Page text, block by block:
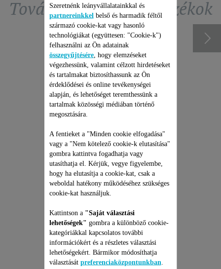
További ajánlott tartozékok
VÍZTARTÁLYA SS-
1810002505
Helyreállító gőzt sugároz a
hajba
Raktáron van.
Kosárba
Szeretnénk leányvállalatainkkal és
partnereinkkel belső és harmadik féltől
származó cookie-kat vagy hasonló
technológiákat (együttesen: "Cookie-k")
felhasználni az Ön adatainak
összegyűjtésére, hogy elemzéseket
végezhessünk, valamint célzott hirdetéseket
és tartalmakat biztosíthassunk az Ön
érdeklődései és online tevékenységei
alapján, és lehetőséget teremthessünk a
tartalmak közösségi médiában történő
megosztására.
A fentieket a "Minden cookie elfogadása"
vagy a "Nem kötelező cookie-k elutasítása"
gombra kattintva fogadhatja vagy
utasíthatja el. Kérjük, vegye figyelembe,
hogy ha elutasítja a cookie-kat, csak a
weboldal hatékony működéséhez szükséges
cookie-kat használjuk.
Kattintson a "Saját választási
lehetőségek" gombra a különböző cookie-
kategóriákkal kapcsolatos további
információkért és a részletes választási
lehetőségekért. Bármikor módosíthatja
választását preferenciaközpontunkban